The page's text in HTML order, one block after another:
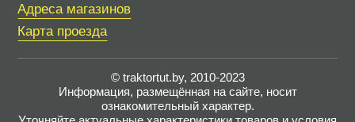
Адреса магазинов
Карта проезда
© traktortut.by, 2010-2023
Информация, размещённая на сайте, носит
ознакомительный характер.